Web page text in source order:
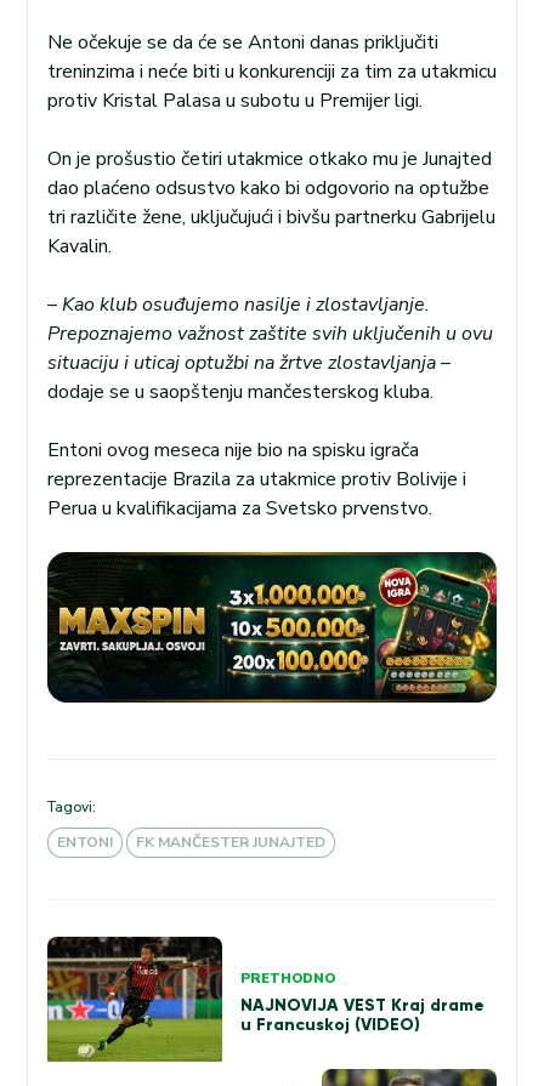
Ne očekuje se da će se Antoni danas priključiti
treninzima i neće biti u konkurenciji za tim za utakmicu
protiv Kristal Palasa u subotu u Premijer ligi.
On je prošustio četiri utakmice otkako mu je Junajted
dao plaćeno odsustvo kako bi odgovorio na optužbe
tri različite žene, uključujući i bivšu partnerku Gabrijelu
Kavalin.
–Kao klub osuđujemo nasilje i zlostavljanje.
Prepoznajemo važnost zaštite svih uključenih u ovu
situaciju i uticaj optužbi na žrtve zlostavljanja–
dodaje se u saopštenju mančesterskog kluba.
Entoni ovog meseca nije bio na spisku igrača
reprezentacije Brazila za utakmice protiv Bolivije i
Perua u kvalifikacijama za Svetsko prvenstvo.
Tagovi:
ENTONI
FK MANČESTER JUNAJTED
Kretanje
članka
PRETHODNO
NAJNOVIJA VEST Kraj drame
u Francuskoj (VIDEO)